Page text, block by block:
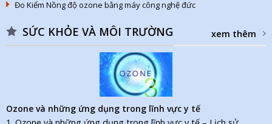
Đo Kiểm Nồng độ ozone bằng máy công nghệ đức
SỨC KHỎE VÀ MÔI TRƯỜNG xem thêm
Ozone và những ứng dụng trong lĩnh vực y tế